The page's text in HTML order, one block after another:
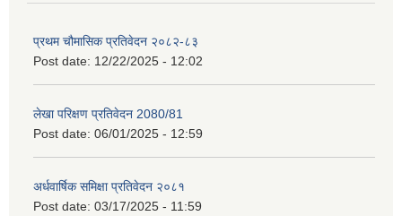
प्रथम चौमासिक प्रतिवेदन २०८२-८३
Post date: 12/22/2025 - 12:02
लेखा परिक्षण प्रतिवेदन 2080/81
Post date: 06/01/2025 - 12:59
अर्धवार्षिक समिक्षा प्रतिवेदन २०८१
Post date: 03/17/2025 - 11:59